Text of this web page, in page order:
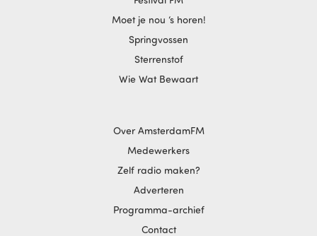
Moet je nou ‘s horen!
Springvossen
Sterrenstof
Wie Wat Bewaart
Over AmsterdamFM
Medewerkers
Zelf radio maken?
Adverteren
Programma-archief
Contact